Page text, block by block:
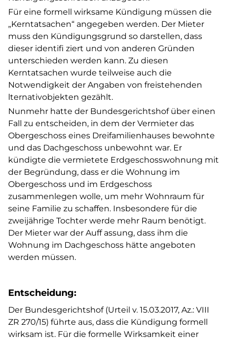
Für eine formell wirksame Kündigung müssen die
„Kerntatsachen“ angegeben werden. Der Mieter
muss den Kündigungsgrund so darstellen, dass
dieser identifi ziert und von anderen Gründen
unterschieden werden kann. Zu diesen
Kerntatsachen wurde teilweise auch die
Notwendigkeit der Angaben von freistehenden
lternativobjekten gezählt.
Nunmehr hatte der Bundesgerichtshof über einen
Fall zu entscheiden, in dem der Vermieter das
Obergeschoss eines Dreifamilienhauses bewohnte
und das Dachgeschoss unbewohnt war. Er
kündigte die vermietete Erdgeschosswohnung mit
der Begründung, dass er die Wohnung im
Obergeschoss und im Erdgeschoss
zusammenlegen wolle, um mehr Wohnraum für
seine Familie zu schaffen. Insbesondere für die
zweijährige Tochter werde mehr Raum benötigt.
Der Mieter war der Auff assung, dass ihm die
Wohnung im Dachgeschoss hätte angeboten
werden müssen.
Entscheidung:
Der Bundesgerichtshof (Urteil v. 15.03.2017, Az.: VIII
ZR 270/15) führte aus, dass die Kündigung formell
wirksam ist. Für die formelle Wirksamkeit einer